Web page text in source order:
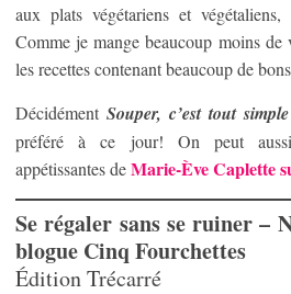
aux plats végétariens et
Comme je mange beaucoup moins de
les recettes contenant beaucoup de
DécidémentSouper, c’est tout simple
préféré à ce jour! On peut
appétissantes deMarie-Ève Caplette
Se régaler sans se ruiner –
blogue Cinq Fourchettes
Édition Trécarré